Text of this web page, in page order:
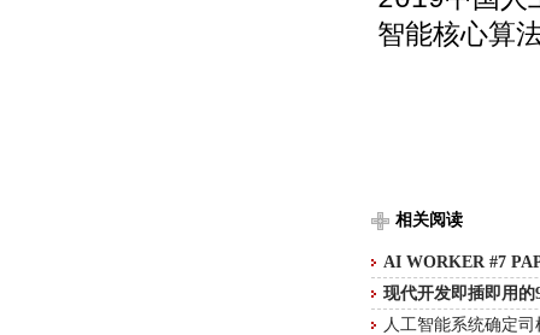
智能核心算
相关阅读
AI WORKER #7
现代开发即插即用
人工智能系统确定